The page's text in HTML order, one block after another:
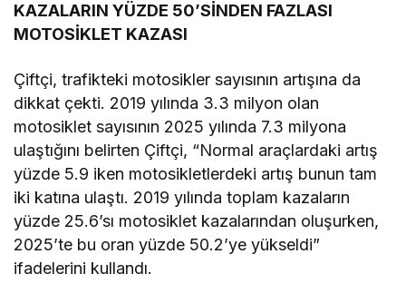
KAZALARIN YÜZDE 50’SİNDEN FAZLASI
MOTOSİKLET KAZASI
Çiftçi, trafikteki motosikler sayısının artışına da
dikkat çekti. 2019 yılında 3.3 milyon olan
motosiklet sayısının 2025 yılında 7.3 milyona
ulaştığını belirten Çiftçi, “Normal araçlardaki artış
yüzde 5.9 iken motosikletlerdeki artış bunun tam
iki katına ulaştı. 2019 yılında toplam kazaların
yüzde 25.6’sı motosiklet kazalarından oluşurken,
2025’te bu oran yüzde 50.2’ye yükseldi”
ifadelerini kullandı.